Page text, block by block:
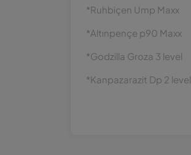
*Ruhbiçen Ump Maxx
*Altınpençe p90 Maxx
*Godzilla Groza 3 level
*Kanpazarazit Dp 2 level